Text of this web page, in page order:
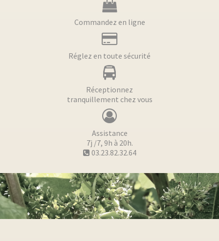
Commandez en ligne
Réglez en toute sécurité
Réceptionnez
tranquillement chez vous
Assistance
7j /7, 9h à 20h.
03.23.82.32.64